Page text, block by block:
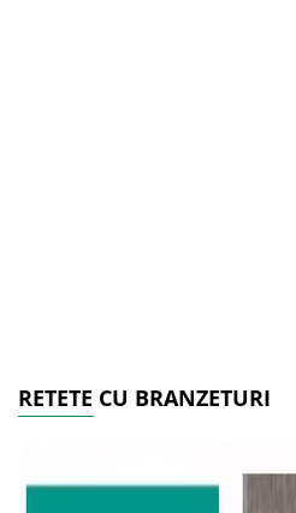
RETETE CU BRANZETURI